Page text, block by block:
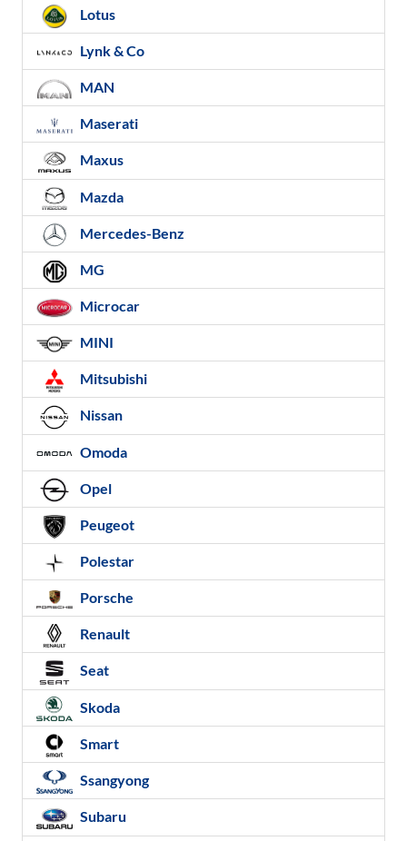
Lotus
Lynk & Co
MAN
Maserati
Maxus
Mazda
Mercedes-Benz
MG
Microcar
MINI
Mitsubishi
Nissan
Omoda
Opel
Peugeot
Polestar
Porsche
Renault
Seat
Skoda
Smart
Ssangyong
Subaru